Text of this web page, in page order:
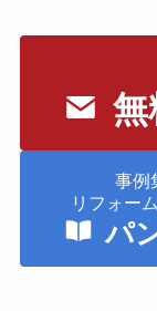
無
事例
リフォー
パ